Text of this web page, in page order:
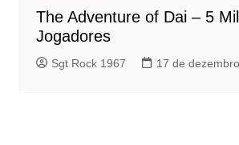
The Adventure of Dai – 5
Jogadores
Sgt Rock 1967 17 de